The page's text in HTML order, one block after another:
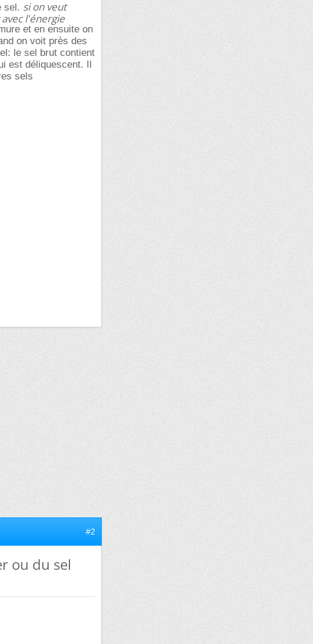
sel. si on veut
l'énergie
et en ensuite on
on voit près des
le sel brut contient
est déliquescent. Il
sels
#2
ou du sel